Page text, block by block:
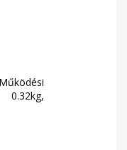
0.32kg,